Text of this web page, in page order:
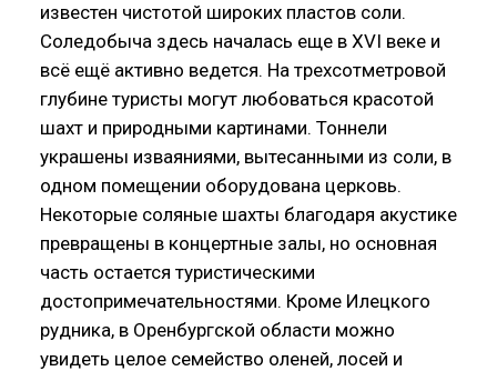
известен чистотой широких пластов соли.
Соледобыча здесь началась еще в XVI веке и
всё ещё активно ведется. На трехсотметровой
глубине туристы могут любоваться красотой
шахт и природными картинами. Тоннели
украшены изваяниями, вытесанными из соли, в
одном помещении оборудована церковь.
Некоторые соляные шахты благодаря акустике
превращены в концертные залы, но основная
часть остается туристическими
достопримечательностями. Кроме Илецкого
рудника, в Оренбургской области можно
увидеть целое семейство оленей, лосей и